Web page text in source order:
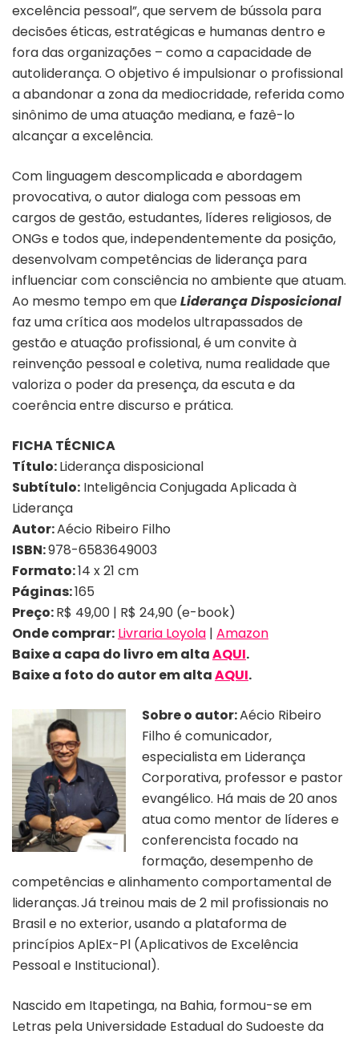
excelência pessoal”, que servem de bússola para
decisões éticas, estratégicas e humanas dentro e
fora das organizações – como a capacidade de
autoliderança. O objetivo é impulsionar o profissional
a abandonar a zona da mediocridade, referida como
sinônimo de uma atuação mediana, e fazê-lo
alcançar a excelência.
Com linguagem descomplicada e abordagem
provocativa, o autor dialoga com pessoas em
cargos de gestão, estudantes, líderes religiosos, de
ONGs e todos que,independentemente da posição,
desenvolvam competências de liderança para
influenciar com consciência no ambiente que atuam.
Ao mesmo tempo em queLiderança Disposicional
faz uma crítica aos modelos ultrapassados de
gestão e atuação profissional, é um convite à
reinvenção pessoal e coletiva, numa realidade que
valoriza o poder da presença, da escuta e da
coerência entre discurso e prática.
FICHA TÉCNICA
Título:Liderança disposicional
Subtítulo: Inteligência Conjugada Aplicada à
Liderança
Autor:Aécio Ribeiro Filho
ISBN:978-6583649003
Formato:14 x 21 cm
Páginas:165
Preço:R$ 49,00 | R$ 24,90 (e-book)
Onde comprar: Livraria Loyola | Amazon
Baixe a capa do livro em altaAQUI.
Baixe a foto do autorem altaAQUI.
Sobre o autor:Aécio Ribeiro
Filho é comunicador,
especialista em Liderança
Corporativa, professor e pastor
evangélico. Há mais de 20 anos
atua como mentor de líderes e
conferencista focado na
formação, desempenho de
competências e alinhamento comportamental de
lideranças. Já treinou mais de 2 mil profissionais no
Brasil e no exterior, usando a plataforma de
princípios AplEx-Pl (Aplicativos de Excelência
Pessoal e Institucional).
Nascido em Itapetinga, na Bahia, formou-se em
Letras pela Universidade Estadual do Sudoeste da